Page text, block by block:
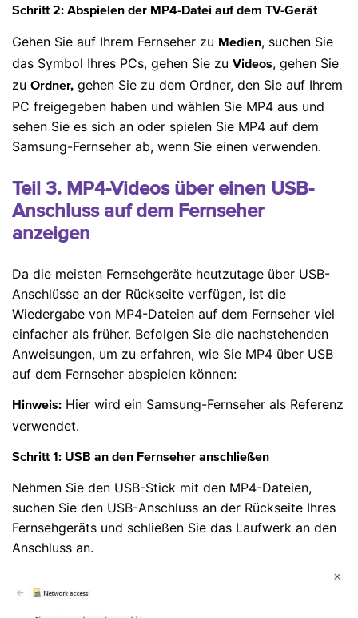
Schritt 2: Abspielen der MP4-Datei auf dem TV-Gerät
Gehen Sie auf Ihrem Fernseher zu Medien, suchen Sie
das Symbol Ihres PCs, gehen Sie zu Videos, gehen Sie
zu Ordner, gehen Sie zu dem Ordner, den Sie auf Ihrem
PC freigegeben haben und wählen Sie MP4 aus und
sehen Sie es sich an oder spielen Sie MP4 auf dem
Samsung-Fernseher ab, wenn Sie einen verwenden.
Teil 3. MP4-Videos über einen USB-
Anschluss auf dem Fernseher
anzeigen
Da die meisten Fernsehgeräte heutzutage über USB-
Anschlüsse an der Rückseite verfügen, ist die
Wiedergabe von MP4-Dateien auf dem Fernseher viel
einfacher als früher. Befolgen Sie die nachstehenden
Anweisungen, um zu erfahren, wie Sie MP4 über USB
auf dem Fernseher abspielen können:
Hinweis: Hier wird ein Samsung-Fernseher als Referenz
verwendet.
Schritt 1: USB an den Fernseher anschließen
Nehmen Sie den USB-Stick mit den MP4-Dateien,
suchen Sie den USB-Anschluss an der Rückseite Ihres
Fernsehgeräts und schließen Sie das Laufwerk an den
Anschluss an.